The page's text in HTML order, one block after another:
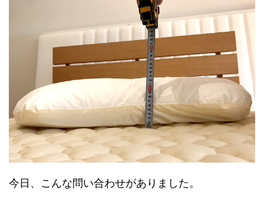
今日、こんな問い合わせがありました。